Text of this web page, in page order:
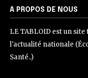
A PROPOS DE NOUS
LE TABLOID est un
l'actualité nationale
Santé..)